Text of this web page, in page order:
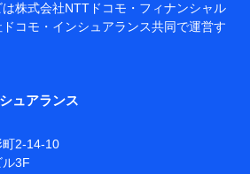
味・嗜好・傾向に応じたサービス・商
広告の配信等を行うことがありま
め
スの実施のため
ン等の実施のため
・管理等付帯業務を行うため
理について責任を有する者の名
】
株式会社NTTドコモ・フィナンシャル
コモ・インシュアランス共同で運営す
ュアランス
町2-14-10
3F